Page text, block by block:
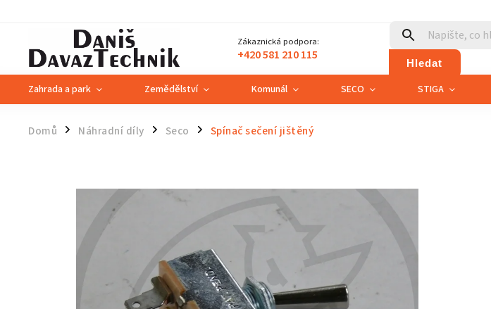
Zákaznická podpora:
+420 581 210 115 Hledat
Zahrada a park Zemědělství Komunál SECO STIGA
Domů / Náhradní díly / Seco / Spínač sečení jištěný